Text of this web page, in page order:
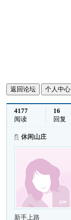
返回论坛 个人中心
4177
阅读
16
回复
休闲山庄
新手上路